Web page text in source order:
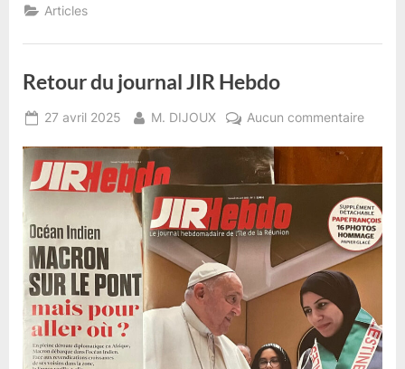
d’Avril”
Articles
Retour du journal JIR Hebdo
Posted
27 avril 2025 By
M. DIJOUX Aucun commentairesur
journal
JIR
Hebdo